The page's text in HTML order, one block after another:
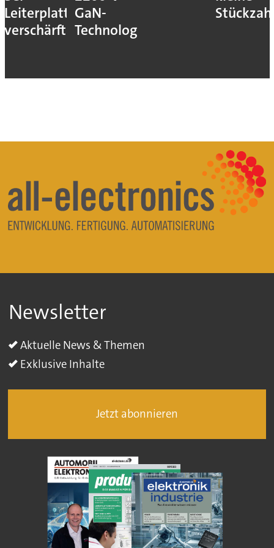
Leiterplatten
verschärft
GaN-
Technologie
Newsletter
Aktuelle News & Themen
Exklusive Inhalte
Jetzt abonnieren